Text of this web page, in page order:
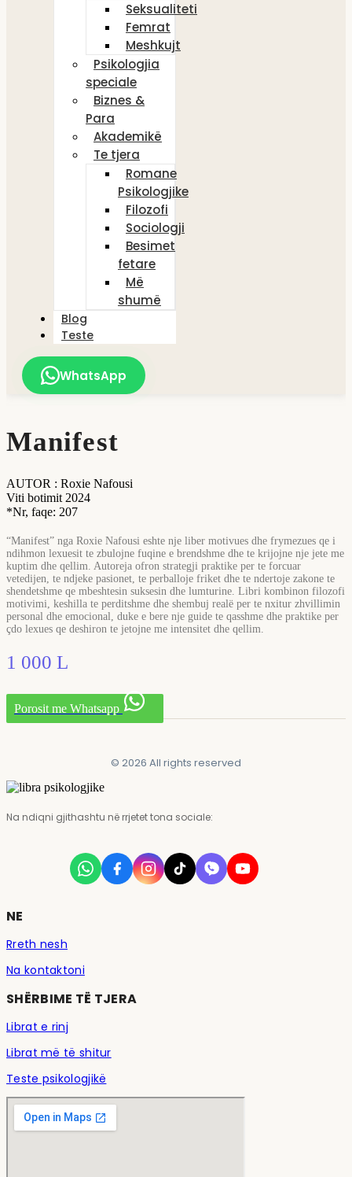
Seksualiteti
Femrat
Meshkujt
Psikologjia
speciale
Biznes &
Para
Akademikë
Te tjera
Romane
Psikologjike
Filozofi
Sociologji
Besimet
fetare
Më
shumë
Blog
Teste
WhatsApp
Manifest
AUTOR : Roxie Nafousi
Viti botimit 2024
*Nr, faqe: 207
“Manifest” nga Roxie Nafousi eshte nje liber motivues dhe frymezues qe i
ndihmon lexuesit te zbulojne fuqine e brendshme dhe te krijojne nje jete me
kuptim dhe qellim. Autoreja ofron strategji praktike per te forcuar
vetedijen, te ndjeke pasionet, te perballoje friket dhe te ndertoje zakone te
shendetshme qe mbeshtesin suksesin dhe lumturine. Libri kombinon filozofi
motivimi, keshilla te perditshme dhe shembuj realë per te nxitur zhvillimin
personal dhe emocional, duke e bere nje guide te qasshme dhe praktike per
çdo lexues qe deshiron te jetojne me intensitet dhe qellim.
1 000 L
Porosit me Whatsapp
© 2026 All rights reserved
Na ndiqni gjithashtu në rrjetet tona sociale:
NE
Rreth nesh
Na kontaktoni
SHËRBIME TË TJERA
Librat e rinj
Librat më të shitur
Teste psikologjikë